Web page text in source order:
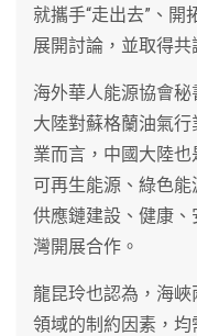
就攜手“走出去”、
展開討論，並取得共
海外華人能源協會
大陸對蘇格蘭油氣
業而言，中國大陸
可再生能源、綠色
供應鏈建設、健康
灣開展合作。
龍昆玲也認為，海
領域的制約因素，均